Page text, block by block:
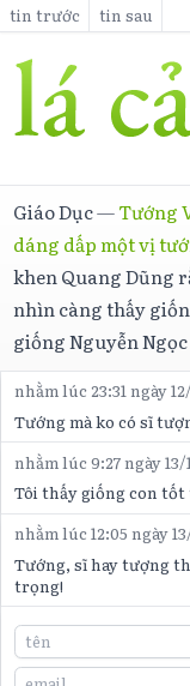
tin trước tin sau
Giáo Dục—Tướng
dáng dấp một vị
khen Quang Dũng
nhìn càng thấy
giống Nguyễn
nhằm lúc 23:31 ngày
Tướng mà ko có sĩ
nhằm lúc 9:27 ngày 13/
Tôi thấy giống con
nhằm lúc 12:05 ngày
Tướng, sĩ hay tượng
trọng!